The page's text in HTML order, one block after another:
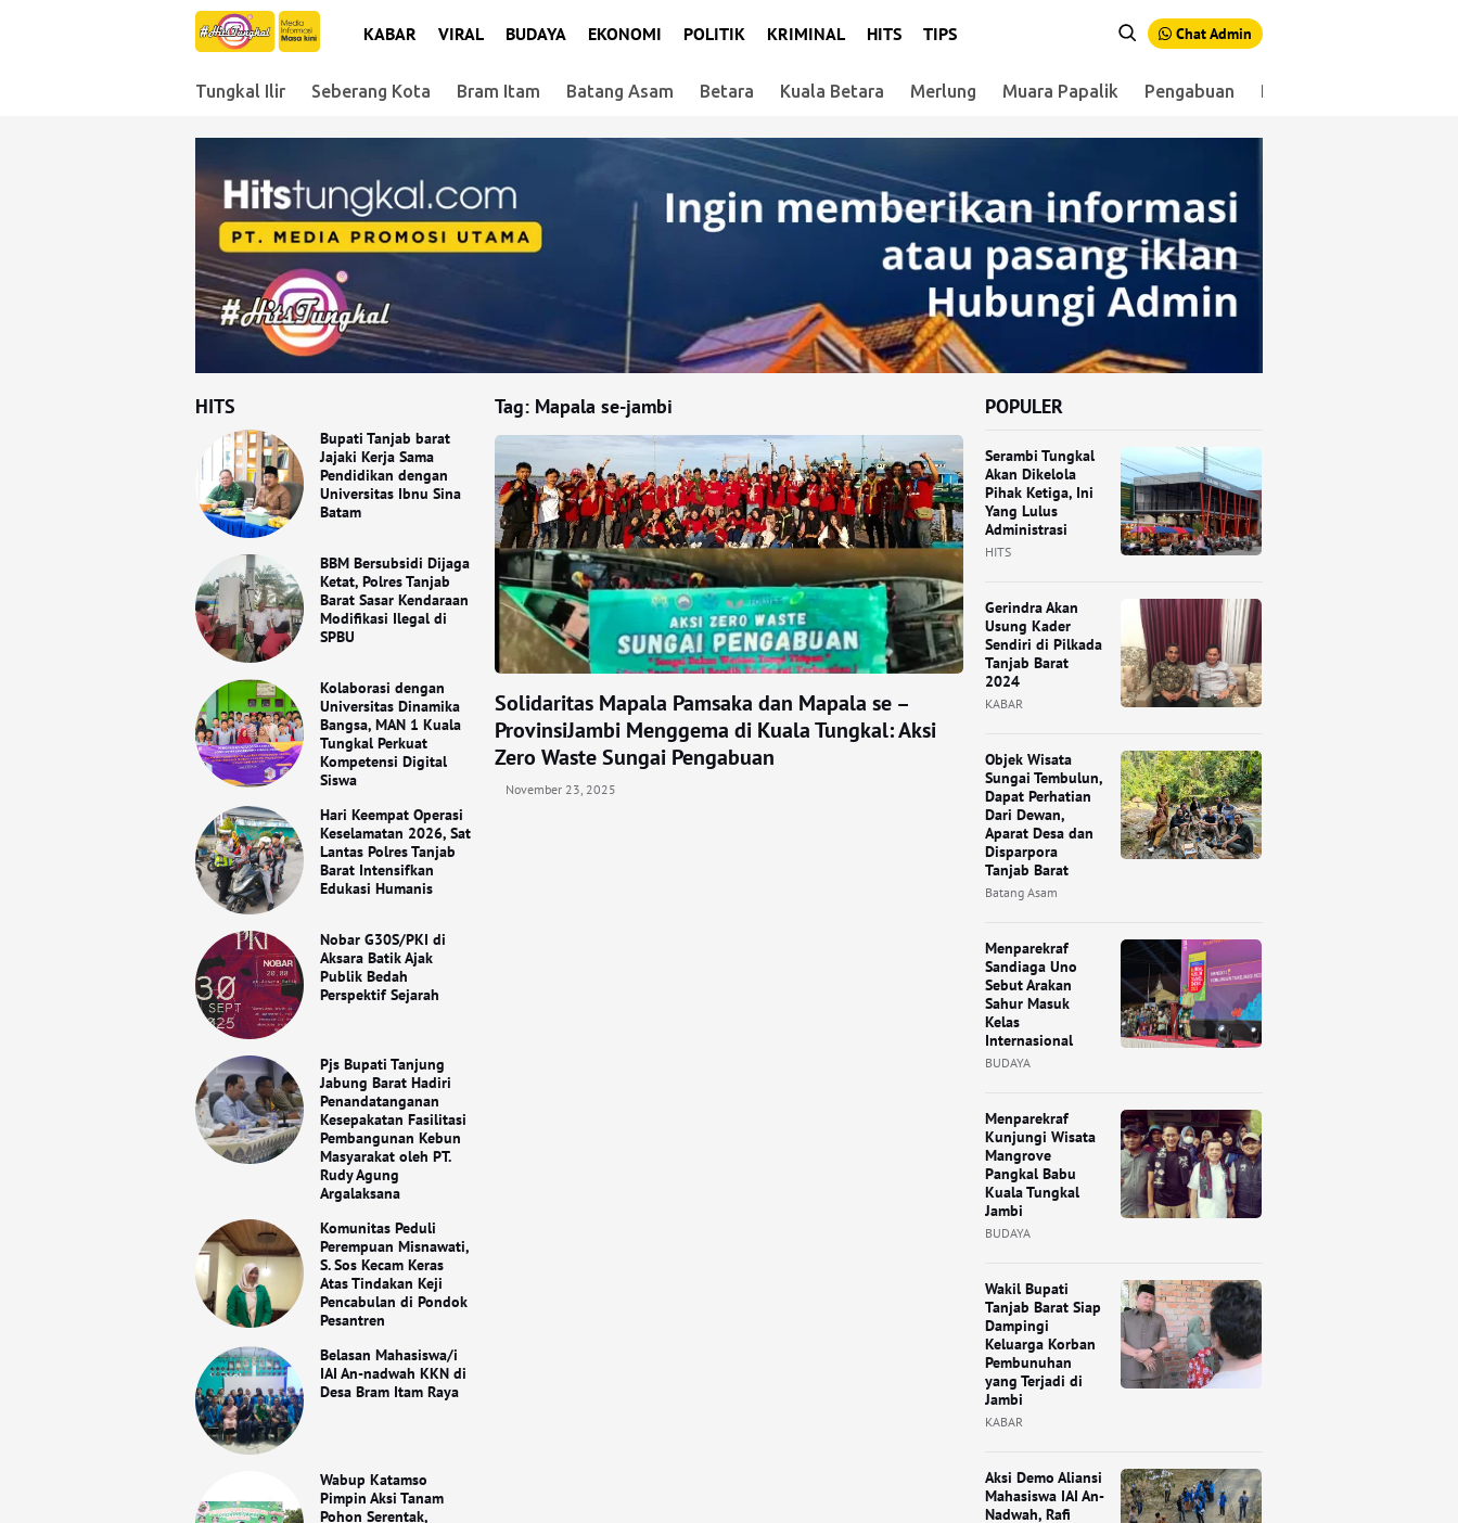
KABAR VIRAL BUDAYA EKONOMI POLITIK KRIMINAL HITS TIPS Chat Admin
Tungkal Ilir Seberang Kota Bram Itam Batang Asam Betara Kuala Betara Merlung Muara Papalik Pengabuan Renah Mendaluh
HITS
Bupati Tanjab barat
Jajaki Kerja Sama
Pendidikan dengan
Universitas Ibnu Sina
Batam
BBM Bersubsidi Dijaga
Ketat, Polres Tanjab
Barat Sasar Kendaraan
Modifikasi Ilegal di
SPBU
Kolaborasi dengan
Universitas Dinamika
Bangsa, MAN 1 Kuala
Tungkal Perkuat
Kompetensi Digital
Siswa
Hari Keempat Operasi
Keselamatan 2026, Sat
Lantas Polres Tanjab
Barat Intensifkan
Edukasi Humanis
Nobar G30S/PKI di
Aksara Batik Ajak
Publik Bedah
Perspektif Sejarah
Pjs Bupati Tanjung
Jabung Barat Hadiri
Penandatanganan
Kesepakatan Fasilitasi
Pembangunan Kebun
Masyarakat oleh PT.
Rudy Agung
Argalaksana
Komunitas Peduli
Perempuan Misnawati,
S. Sos Kecam Keras
Atas Tindakan Keji
Pencabulan di Pondok
Pesantren
Belasan Mahasiswa/i
IAI An-nadwah KKN di
Desa Bram Itam Raya
Wabup Katamso
Pimpin Aksi Tanam
Pohon Serentak,
Tag: Mapala se-jambi
Solidaritas Mapala Pamsaka dan Mapala se –
ProvinsiJambi Menggema di Kuala Tungkal: Aksi
Zero Waste Sungai Pengabuan
November 23, 2025
POPULER
Serambi Tungkal
Akan Dikelola
Pihak Ketiga, Ini
Yang Lulus
Administrasi
HITS
Gerindra Akan
Usung Kader
Sendiri di Pilkada
Tanjab Barat
2024
KABAR
Objek Wisata
Sungai Tembulun,
Dapat Perhatian
Dari Dewan,
Aparat Desa dan
Disparpora
Tanjab Barat
Batang Asam
Menparekraf
Sandiaga Uno
Sebut Arakan
Sahur Masuk
Kelas
Internasional
BUDAYA
Menparekraf
Kunjungi Wisata
Mangrove
Pangkal Babu
Kuala Tungkal
Jambi
BUDAYA
Wakil Bupati
Tanjab Barat Siap
Dampingi
Keluarga Korban
Pembunuhan
yang Terjadi di
Jambi
KABAR
Aksi Demo Aliansi
Mahasiswa IAI An-
Nadwah, Rafi